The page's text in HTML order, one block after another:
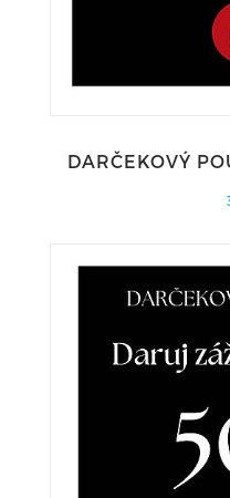
DARČEKOVÝ